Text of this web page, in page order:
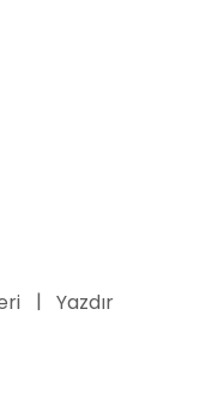
Yazdır